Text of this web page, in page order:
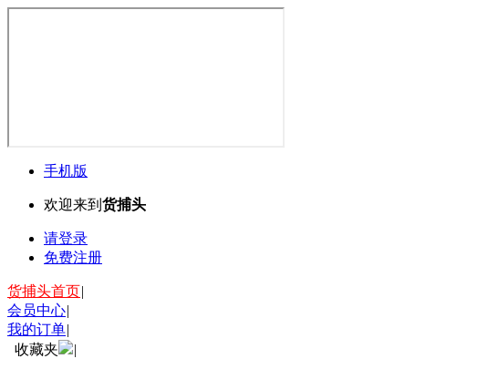
手机版
欢迎来到 货捕头
请登录
免费注册
货捕头首页|
会员中心|
我的订单|
收藏夹
|